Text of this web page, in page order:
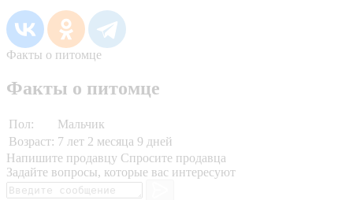
Факты о питомце
Факты о питомце
Пол:
Мальчик
Возраст: 7 лет 2 месяца 9 дней
Напишите продавцу Спросите продавца
Задайте вопросы, которые вас интересуют